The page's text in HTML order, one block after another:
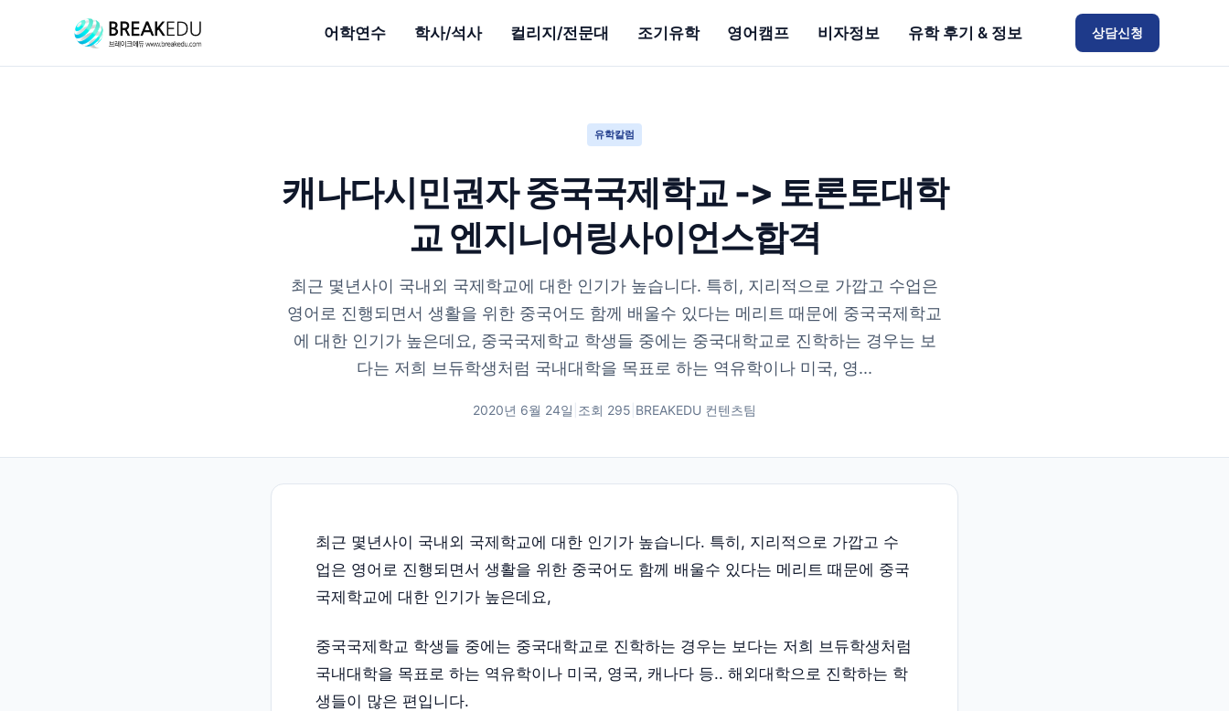
어학연수 학사/석사 컬리지/전문대 조기유학 영어캠프 비자정보 유학 후기 & 정보 상담신청
유학칼럼
캐나다시민권자 중국국제학교 -> 토론토대학
교 엔지니어링사이언스합격
최근 몇년사이 국내외 국제학교에 대한 인기가 높습니다. 특히, 지리적으로 가깝고 수업은
영어로 진행되면서 생활을 위한 중국어도 함께 배울수 있다는 메리트 때문에 중국국제학교
에 대한 인기가 높은데요, 중국국제학교 학생들 중에는 중국대학교로 진학하는 경우는 보
다는 저희 브듀학생처럼 국내대학을 목표로 하는 역유학이나 미국, 영...
2020년 6월 24일 조회 295 BREAKEDU 컨텐츠팀
최근 몇년사이 국내외 국제학교에 대한 인기가 높습니다. 특히, 지리적으로 가깝고 수
업은 영어로 진행되면서 생활을 위한 중국어도 함께 배울수 있다는 메리트 때문에 중국
국제학교에 대한 인기가 높은데요,
중국국제학교 학생들 중에는 중국대학교로 진학하는 경우는 보다는 저희 브듀학생처럼
국내대학을 목표로 하는 역유학이나 미국, 영국, 캐나다 등.. 해외대학으로 진학하는 학
생들이 많은 편입니다.